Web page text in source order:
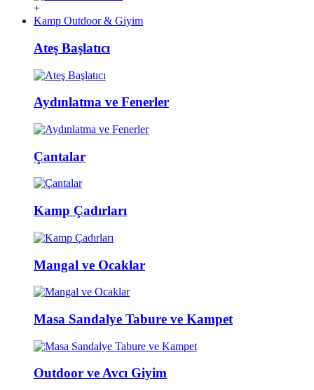
+
Kamp Outdoor & Giyim
Ateş Başlatıcı
Aydınlatma ve Fenerler
Çantalar
Kamp Çadırları
Mangal ve Ocaklar
Masa Sandalye Tabure ve Kampet
Outdoor ve Avcı Giyim